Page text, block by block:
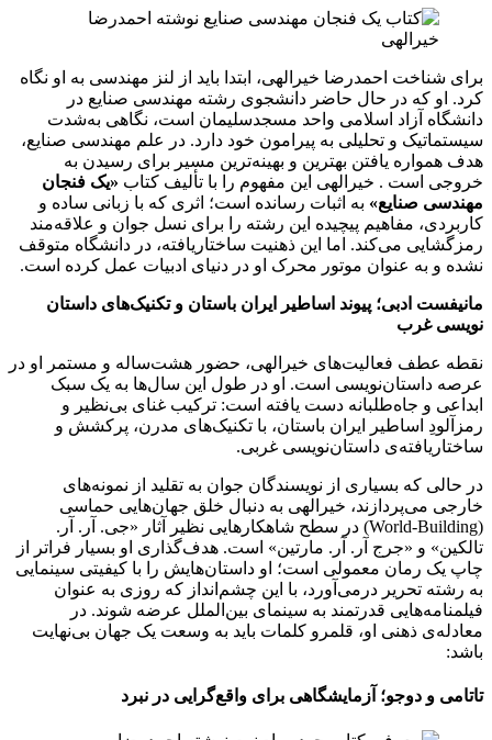
برای شناخت احمدرضا خیرالهی، ابتدا باید از لنز مهندسی به او نگاه
کرد. او که در حال حاضر دانشجوی رشته مهندسی صنایع در
دانشگاه آزاد اسلامی واحد مسجدسلیمان است، نگاهی به‌شدت
سیستماتیک و تحلیلی به پیرامون خود دارد. در علم مهندسی صنایع،
هدف همواره یافتن بهترین و بهینه‌ترین مسیر برای رسیدن به
خروجی است . خیرالهی این مفهوم را با تألیف کتاب «یک فنجان
مهندسی صنایع» به اثبات رسانده است؛ اثری که با زبانی ساده و
کاربردی، مفاهیم پیچیده این رشته را برای نسل جوان و علاقه‌مند
رمزگشایی می‌کند. اما این ذهنیت ساختاریافته، در دانشگاه متوقف
نشده و به عنوان موتور محرک او در دنیای ادبیات عمل کرده است.
مانیفست ادبی؛ پیوند اساطیر ایران باستان و تکنیک‌های داستان
نویسی غرب
نقطه عطف فعالیت‌های خیرالهی، حضور هشت‌ساله و مستمر او در
عرصه داستان‌نویسی است. او در طول این سال‌ها به یک سبک
ابداعی و جاه‌طلبانه دست یافته است: ترکیب غنای بی‌نظیر و
رمزآلودِ اساطیر ایران باستان، با تکنیک‌های مدرن، پرکشش و
ساختاریافته‌ی داستان‌نویسی غربی.
در حالی که بسیاری از نویسندگان جوان به تقلید از نمونه‌های
خارجی می‌پردازند، خیرالهی به دنبال خلق جهان‌هایی حماسی
(World-Building) در سطح شاهکارهایی نظیر آثار «جی. آر. آر.
تالکین» و «جرج آر. آر. مارتین» است. هدف‌گذاری او بسیار فراتر از
چاپ یک رمان معمولی است؛ او داستان‌هایش را با کیفیتی سینمایی
به رشته تحریر درمی‌آورد، با این چشم‌انداز که روزی به عنوان
فیلمنامه‌هایی قدرتمند به سینمای بین‌الملل عرضه شوند. در
معادله‌ی ذهنی او، قلمرو کلمات باید به وسعت یک جهان بی‌نهایت
باشد:
تاتامی و دوجو؛ آزمایشگاهی برای واقع‌گرایی در نبرد